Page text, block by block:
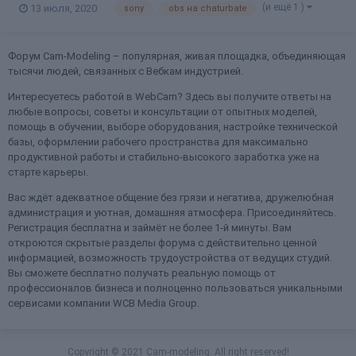
обычной вебки нет вообще. Можете помочь? т е у меня на
13 июля, 2020 sony obs на chaturbate (и ещё 1 )
Форум Cam-Modeling – популярная, живая площадка, объединяющая
тысячи людей, связанных с Вебкам индустрией.
Интересуетесь работой в WebCam? Здесь вы получите ответы на
любые вопросы, советы и консультации от опытных моделей,
помощь в обучении, выборе оборудования, настройке технической
базы, оформлении рабочего пространства для максимально
продуктивной работы и стабильно-высокого заработка уже на
старте карьеры.
Вас ждёт адекватное общение без грязи и негатива, дружелюбная
администрация и уютная, домашняя атмосфера. Присоединяйтесь.
Регистрация бесплатна и займёт не более 1-й минуты. Вам
откроются скрытые разделы форума с действительно ценной
информацией, возможность трудоустройства от ведущих студий.
Вы сможете бесплатно получать реальную помощь от
профессионалов бизнеса и полноценно пользоваться уникальными
сервисами компании WCB Media Group.
Copyright © 2021 Cam-modeling. All right reserved!